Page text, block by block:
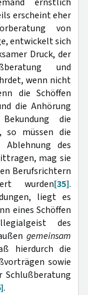
erscheint eher
von
entwickelt sich
Druck, der
und
wenn nicht
die Schöffen
die Anhörung
die
so müssen die
des
mag sie
Berufsrichtern
wurden[35].
liegt es
eines Schöffen
des
gemeinsam
hierdurch die
sowie
Schlußberatung
.